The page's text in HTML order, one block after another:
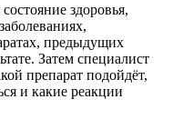
здоровья,
предыдущих
Затем специалист
препарат подойдёт,
и какие реакции